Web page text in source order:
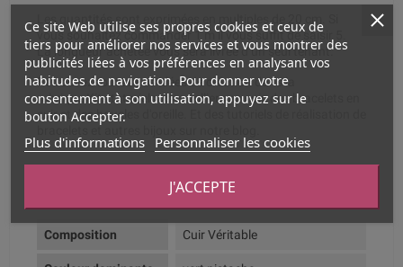
Les quantités sont exprimées en multiples de 20 cm. Si
vous souhaitez commander 1 m il vous suffit de saisir 5.
La longueur achetée vous sera livrée d’un seul tenant.
Retrouvez toutes nos idées de création dans la
rubriqueKits tutoriels: des colliers en cuir, des bracelets en
cuir et des boucles d'oreille. Et des tutoriels de réalisation de
Composition Cuir Véritable
Ce site Web utilise ses propres cookies et ceux de
tiers pour améliorer nos services et vous montrer des
publicités liées à vos préférences en analysant vos
habitudes de navigation. Pour donner votre
consentement à son utilisation, appuyez sur le
bouton Accepter.
Plus d'informations Personnaliser les cookies
J'ACCEPTE